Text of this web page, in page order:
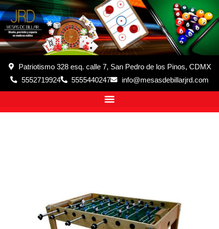
Patriotismo 328 esq. calle 7, San Pedro de los Pinos, CDMX
5552719924
5555440247 info@mesasdebillarjrd.com